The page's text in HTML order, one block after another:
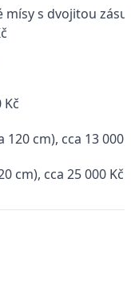
s dvojitou
Kč
cm), cca 13 000
cm), cca 25 000 Kč